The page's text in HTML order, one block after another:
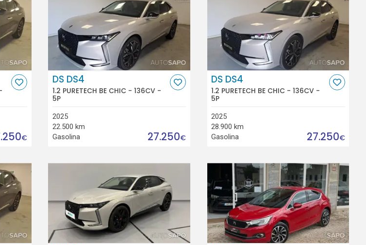
€
DS DS4
1.2 PURETECH BE CHIC - 136CV -
5P
2025
22.500 km
Gasolina
27.250€
DS DS4
1.2 PURETECH BE CHIC - 136CV -
5P
2025
28.900 km
Gasolina
27.250€